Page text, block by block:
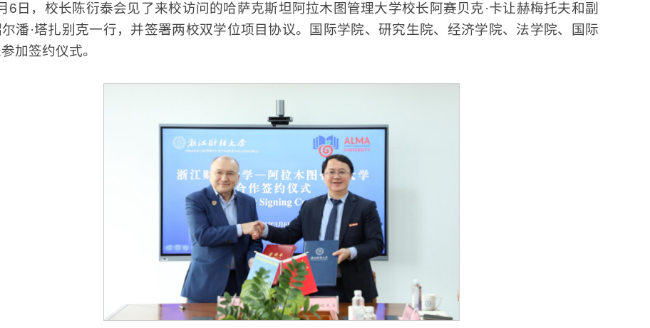
6日，校长陈衍泰会见了来校访问的哈萨克斯坦阿拉木图管理大学校长阿赛贝克·卡让赫梅托夫和副
潘·塔扎别克一行，并签署两校双学位项目协议。国际学院、研究生院、经济学院、法学院、国际
加签约仪式。